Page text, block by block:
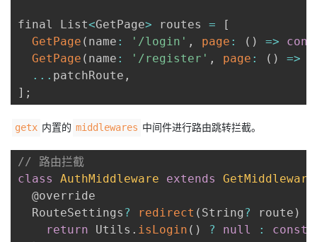
final List<GetPage> routes =
[
GetPage ( name : '/login' , page : ( ) =>
GetPage ( name : '/register' , page : ( ) =>
... patchRoute ,
] ;
getx 内置的 middlewares 中间件进行路由跳转拦截。
// 路由拦截
class
AuthMiddleware extends
GetMiddleware
  @override
  RouteSettings
? redirect ( String ? route )
return Utils . isLogin ( ) ? null : const